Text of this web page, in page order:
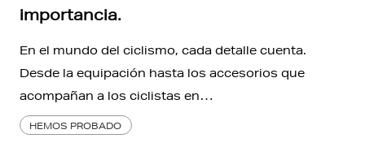
importancia.
En el mundo del ciclismo, cada detalle cuenta.
Desde la equipación hasta los accesorios que
acompañan a los ciclistas en…
HEMOS PROBADO